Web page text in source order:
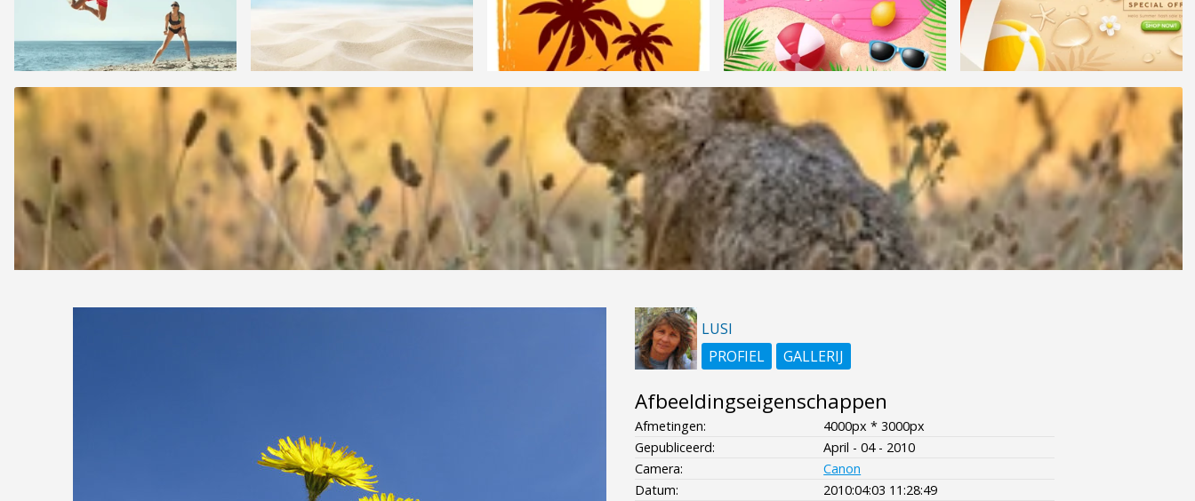
LUSI
PROFIEL
GALLERIJ
Afbeeldingseigenschappen
Afmetingen:
4000px * 3000px
Gepubliceerd:
April - 04 - 2010
Camera:
Canon
Datum:
2010:04:03 11:28:49